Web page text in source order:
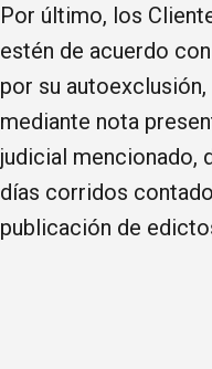
Por último, los
estén de acuerdo
por su
mediante nota
judicial mencionado,
días corridos
publicación de